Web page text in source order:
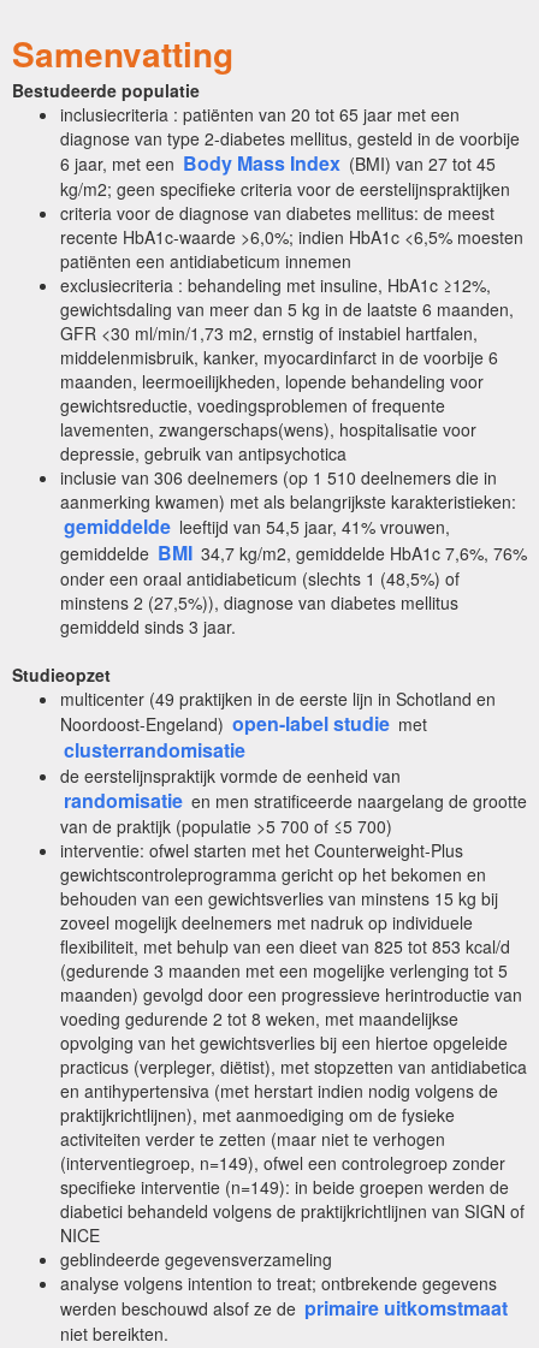
Samenvatting
Bestudeerde populatie
inclusiecriteria : patiënten van 20 tot 65 jaar met een
diagnose van type 2-diabetes mellitus, gesteld in de voorbije
6 jaar, met een Body Mass Index (BMI) van 27 tot 45
kg/m2; geen specifieke criteria voor de eerstelijnspraktijken
criteria voor de diagnose van diabetes mellitus: de meest
recente HbA1c-waarde >6,0%; indien HbA1c <6,5% moesten
patiënten een antidiabeticum innemen
exclusiecriteria : behandeling met insuline, HbA1c ≥12%,
gewichtsdaling van meer dan 5 kg in de laatste 6 maanden,
GFR <30 ml/min/1,73 m2, ernstig of instabiel hartfalen,
middelenmisbruik, kanker, myocardinfarct in de voorbije 6
maanden, leermoeilijkheden, lopende behandeling voor
gewichtsreductie, voedingsproblemen of frequente
lavementen, zwangerschaps(wens), hospitalisatie voor
depressie, gebruik van antipsychotica
inclusie van 306 deelnemers (op 1 510 deelnemers die in
aanmerking kwamen) met als belangrijkste karakteristieken:
gemiddelde leeftijd van 54,5 jaar, 41% vrouwen,
gemiddelde BMI 34,7 kg/m2, gemiddelde HbA1c 7,6%, 76%
onder een oraal antidiabeticum (slechts 1 (48,5%) of
minstens 2 (27,5%)), diagnose van diabetes mellitus
gemiddeld sinds 3 jaar.
Studieopzet
multicenter (49 praktijken in de eerste lijn in Schotland en
Noordoost-Engeland) open-label studie met
clusterrandomisatie
de eerstelijnspraktijk vormde de eenheid van
randomisatie en men stratificeerde naargelang de grootte
van de praktijk (populatie >5 700 of ≤5 700)
interventie: ofwel starten met het Counterweight-Plus
gewichtscontroleprogramma gericht op het bekomen en
behouden van een gewichtsverlies van minstens 15 kg bij
zoveel mogelijk deelnemers met nadruk op individuele
flexibiliteit, met behulp van een dieet van 825 tot 853 kcal/d
(gedurende 3 maanden met een mogelijke verlenging tot 5
maanden) gevolgd door een progressieve herintroductie van
voeding gedurende 2 tot 8 weken, met maandelijkse
opvolging van het gewichtsverlies bij een hiertoe opgeleide
practicus (verpleger, diëtist), met stopzetten van antidiabetica
en antihypertensiva (met herstart indien nodig volgens de
praktijkrichtlijnen), met aanmoediging om de fysieke
activiteiten verder te zetten (maar niet te verhogen
(interventiegroep, n=149), ofwel een controlegroep zonder
specifieke interventie (n=149): in beide groepen werden de
diabetici behandeld volgens de praktijkrichtlijnen van SIGN of
NICE
geblindeerde gegevensverzameling
analyse volgens intention to treat; ontbrekende gegevens
werden beschouwd alsof ze de primaire uitkomstmaat
niet bereikten.